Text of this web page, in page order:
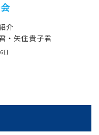
介
・矢住貴子君
日